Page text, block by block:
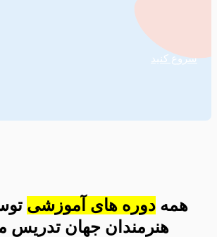
شروع کنید
همه دوره های آموزشی
هنرمندان جهان تدریس